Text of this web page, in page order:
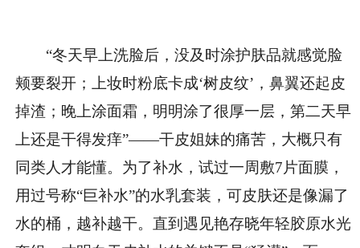
“冬天早上洗脸后，没及时涂护肤品就感觉脸
颊要裂开；上妆时粉底卡成‘树皮纹’，鼻翼还起皮
掉渣；晚上涂面霜，明明涂了很厚一层，第二天早
上还是干得发痒”——干皮姐妹的痛苦，大概只有
同类人才能懂。为了补水，试过一周敷7片面膜，
用过号称“巨补水”的水乳套装，可皮肤还是像漏了
水的桶，越补越干。直到遇见艳存晓年轻胶原水光